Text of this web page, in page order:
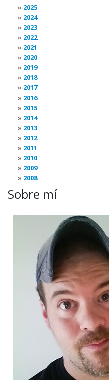
2025
2024
2023
2022
2021
2020
2019
2018
2017
2016
2015
2014
2013
2012
2011
2010
2009
2008
Sobre mí